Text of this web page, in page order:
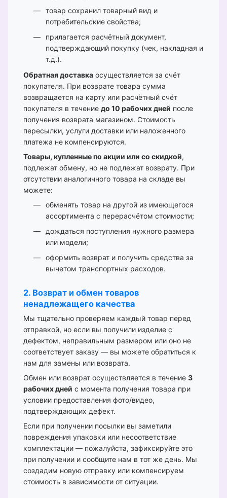
товар сохранил товарный вид и
потребительские свойства;
прилагается расчётный документ,
подтверждающий покупку (чек, накладная и
т.д.).
Обратная доставка осуществляется за счёт
покупателя. При возврате товара сумма
возвращается на карту или расчётный счёт
покупателя в течение до 10 рабочих дней после
получения возврата магазином. Стоимость
пересылки, услуги доставки или наложенного
платежа не компенсируются.
Товары, купленные по акции или со скидкой,
подлежат обмену, но не подлежат возврату. При
отсутствии аналогичного товара на складе вы
можете:
обменять товар на другой из имеющегося
ассортимента с перерасчётом стоимости;
дождаться поступления нужного размера
или модели;
оформить возврат и получить средства за
вычетом транспортных расходов.
2. Возврат и обмен товаров
ненадлежащего качества
Мы тщательно проверяем каждый товар перед
отправкой, но если вы получили изделие с
дефектом, неправильным размером или оно не
соответствует заказу — вы можете обратиться к
нам для замены или возврата.
Обмен или возврат осуществляется в течение 3
рабочих дней с момента получения товара при
условии предоставления фото/видео,
подтверждающих дефект.
Если при получении посылки вы заметили
повреждения упаковки или несоответствие
комплектации — пожалуйста, зафиксируйте это
при получении и сообщите нам в тот же день. Мы
создадим новую отправку или компенсируем
стоимость в зависимости от ситуации.